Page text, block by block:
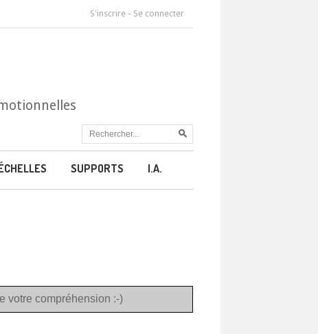
S'inscrire - Se connecter
SUPPORTS I.A.
votre compréhension :-)